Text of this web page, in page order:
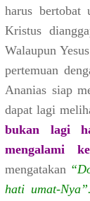
harus bertobat
Kristus
Walaupun
pertemuan
Ananias siap
dapat lagi
bukan lagi
mengalami
mengatakan
hati umat-Nya”.